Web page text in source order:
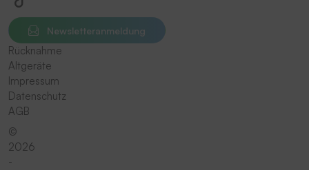
Newsletteranmeldung
Rücknahme
Altgeräte
Impressum
Datenschutz
AGB
©
2026
-